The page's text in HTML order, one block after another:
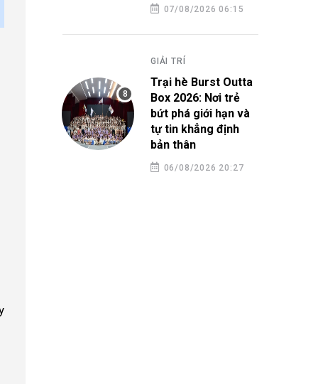
07/08/2026 06:15
GIẢI TRÍ
Trại hè Burst Outta
Box 2026: Nơi trẻ
bứt phá giới hạn và
tự tin khẳng định
bản thân
06/08/2026 20:27